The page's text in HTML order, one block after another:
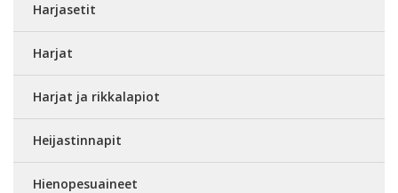
Harjasetit
Harjat
Harjat ja rikkalapiot
Heijastinnapit
Hienopesuaineet